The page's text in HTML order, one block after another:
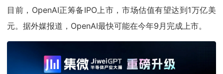
目前，OpenAI正筹备IPO上市，市场估值有望达到1万亿美
元。据外媒报道，OpenAI最快可能在今年9月完成上市。